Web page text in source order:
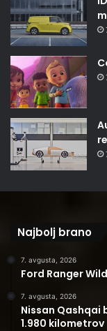
Najbolj brano
7. avgusta, 2026
Ford Ranger
7. avgusta, 2026
Nissan Qashqai
1.980 kilometrov